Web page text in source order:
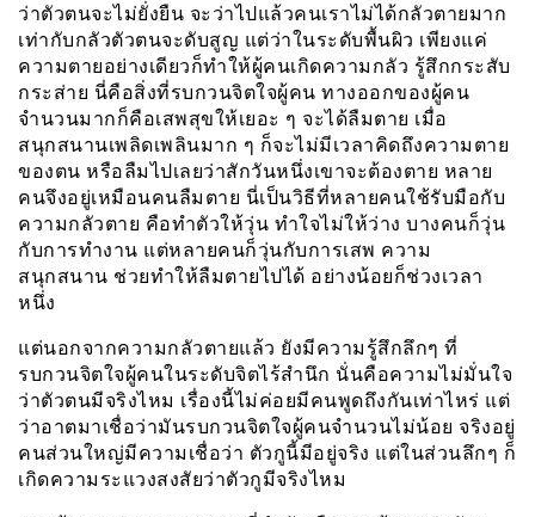
ว่าตัวตนจะไม่ยั่งยืน จะว่าไปแล้วคนเราไม่ได้กลัวตายมาก
เท่ากับกลัวตัวตนจะดับสูญ แต่ว่าในระดับพื้นผิว เพียงแค่
ความตายอย่างเดียวก็ทำให้ผู้คนเกิดความกลัว รู้สึกกระสับ
กระส่าย นี่คือสิ่งที่รบกวนจิตใจผู้คน ทางออกของผู้คน
จำนวนมากก็คือเสพสุขให้เยอะ ๆ จะได้ลืมตาย เมื่อ
สนุกสนานเพลิดเพลินมาก ๆ ก็จะไม่มีเวลาคิดถึงความตาย
ของตน หรือลืมไปเลยว่าสักวันหนึ่งเขาจะต้องตาย หลาย
คนจึงอยู่เหมือนคนลืมตาย นี่เป็นวิธีที่หลายคนใช้รับมือกับ
ความกลัวตาย คือทำตัวให้วุ่น ทำใจไม่ให้ว่าง บางคนก็วุ่น
กับการทำงาน แต่หลายคนก็วุ่นกับการเสพ ความ
สนุกสนาน ช่วยทำให้ลืมตายไปได้ อย่างน้อยก็ช่วงเวลา
หนึ่ง
แต่นอกจากความกลัวตายแล้ว ยังมีความรู้สึกลึกๆ ที่
รบกวนจิตใจผู้คนในระดับจิตไร้สำนึก นั่นคือความไม่มั่นใจ
ว่าตัวตนมีจริงไหม เรื่องนี้ไม่ค่อยมีคนพูดถึงกันเท่าไหร่ แต่
ว่าอาตมาเชื่อว่ามันรบกวนจิตใจผู้คนจำนวนไม่น้อย จริงอยู่
คนส่วนใหญ่มีความเชื่อว่า ตัวกูนี้มีอยู่จริง แต่ในส่วนลึกๆ ก็
เกิดความระแวงสงสัยว่าตัวกูมีจริงไหม